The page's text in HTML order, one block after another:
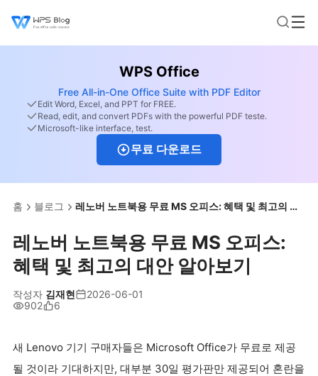
WPS Office
Free All-in-One Office Suite with PDF Editor
Edit Word, Excel, and PPT for FREE.
Read, edit, and convert PDFs with the powerful PDF teste.
Microsoft-like interface, test.
무료 다운로드
홈 블로그 레노버 노트북용 무료 MS 오피스: 혜택 및 최고의 대안 알아보기
레노버 노트북용 무료 MS 오피스:
혜택 및 최고의 대안 알아보기
작성자 김재현
2026-06-01
902
6
새 Lenovo 기기 구매자들은 Microsoft Office가 무료로 제공
될 것이라 기대하지만, 대부분 30일 평가판만 제공되어 혼란을